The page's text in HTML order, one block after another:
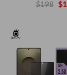
$198